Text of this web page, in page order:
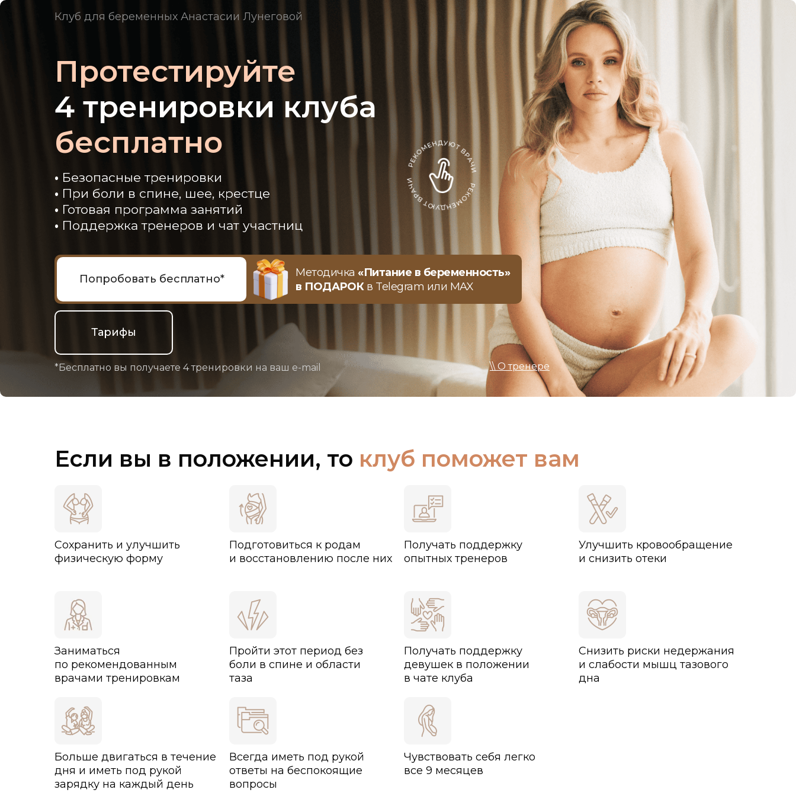
• Безопасные тренировки
• При боли в спине, шее, крестце
• Готовая программа занятий
• Поддержка тренеров и чат участниц
Протестируйте
4 тренировки клуба
бесплатно
Тарифы
*Бесплатно вы получаете 4 тренировки на ваш e-mail
Клуб для беременных Анастасии Лунеговой
\\ О тренере
Попробовать бесплатно* Методичка «Питание в беременность»
в ПОДАРОКв Telegram или MAX
Если вы в положении, то клуб поможет вам
Сохранить и улучшить
физическую форму
Подготовиться к родам
и восстановлению после них
Получать поддержку
опытных тренеров
Улучшить кровообращение
и снизить отеки
Заниматься
по рекомендованным
врачами тренировкам
Пройти этот период без
боли в спине и области
таза
Получать поддержку
девушек в положении
в чате клуба
Больше двигаться в течение
дня и иметь под рукой
зарядку на каждый день
Всегда иметь под рукой
ответы на беспокоящие
вопросы
Чувствовать себя легко
все 9 месяцев
Снизить риски недержания
и слабости мышц тазового
дна
Попробовать бесплатно*
Тарифы
*Бесплатно вы получаете 4